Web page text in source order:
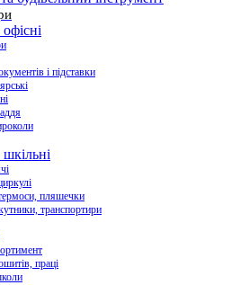
і підставки
пляшечки
транспортири
праці